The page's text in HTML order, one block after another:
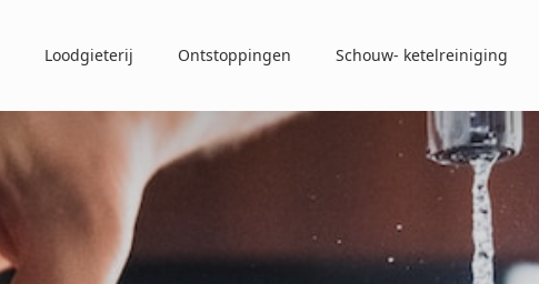
Loodgieterij Ontstoppingen Schouw- ketelreiniging